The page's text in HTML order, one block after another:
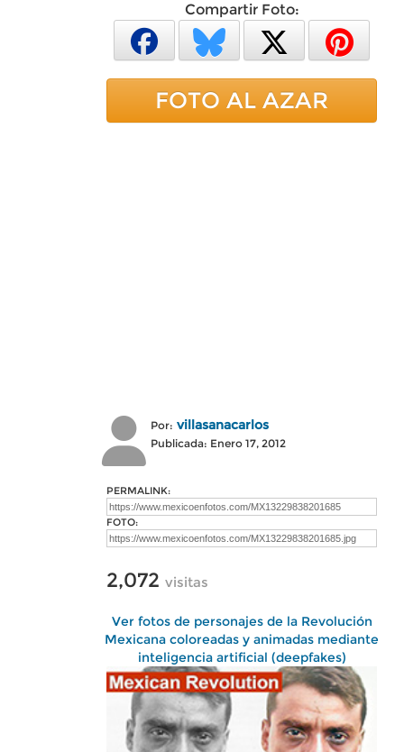
Compartir Foto:
FOTO AL AZAR
Por: villasanacarlos
Publicada: Enero 17, 2012
PERMALINK:
FOTO:
2,072 visitas
Ver fotos de personajes de la Revolución
Mexicana coloreadas y animadas mediante
inteligencia artificial (deepfakes)